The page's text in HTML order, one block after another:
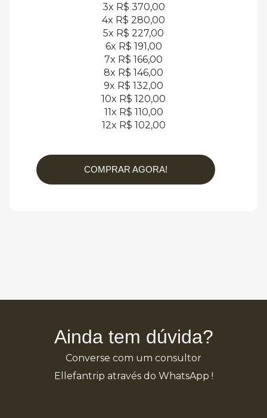
3x R$ 370,00
4x R$ 280,00
5x R$ 227,00
6x R$ 191,00
7x R$ 166,00
8x R$ 146,00
9x R$ 132,00
10x R$ 120,00
11x R$ 110,00
12x R$ 102,00
COMPRAR AGORA!
Ainda tem dúvida?
Converse com um consultor
Ellefantrip através do WhatsApp !